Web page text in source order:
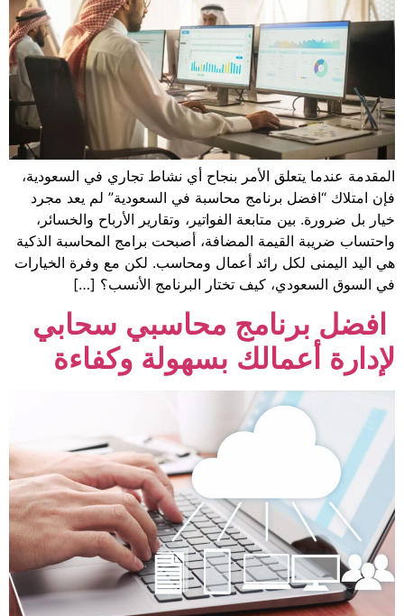
الأمر بنجاح أي نشاط تجاري في السعودية،
محاسبة في السعودية” لم يعد مجرد
الفواتير، وتقارير الأرباح والخسائر،
المضافة، أصبحت برامج المحاسبة الذكية
رائد أعمال ومحاسب. لكن مع وفرة الخيارات
كيف تختار البرنامج الأنسب؟ […]
محاسبي سحابي
بسهولة وكفاءة